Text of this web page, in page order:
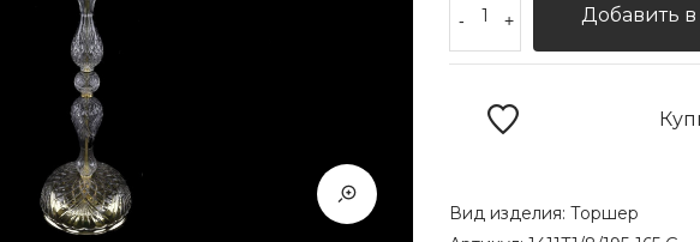
- + Добавить
Вид изделия: Торшер